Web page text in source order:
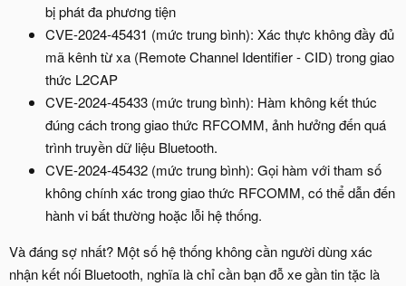
bị phát đa phương tiện
CVE-2024-45431 (mức trung bình): Xác thực không đầy đủ
mã kênh từ xa (Remote Channel Identifier - CID) trong giao
thức L2CAP
CVE-2024-45433 (mức trung bình): Hàm không kết thúc
đúng cách trong giao thức RFCOMM, ảnh hưởng đến quá
trình truyền dữ liệu Bluetooth.
CVE-2024-45432 (mức trung bình): Gọi hàm với tham số
không chính xác trong giao thức RFCOMM, có thể dẫn đến
hành vi bất thường hoặc lỗi hệ thống.
Và đáng sợ nhất? Một số hệ thống không cần người dùng xác
nhận kết nối Bluetooth, nghĩa là chỉ cần bạn đỗ xe gần tin tặc là